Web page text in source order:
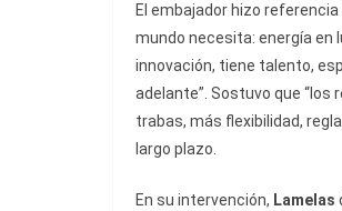
El embajador hizo
mundo necesita: energía en
innovación, tiene talento,
adelante”. Sostuvo que “los
trabas, más flexibilidad,
largo plazo.
En su intervención, Lamelas